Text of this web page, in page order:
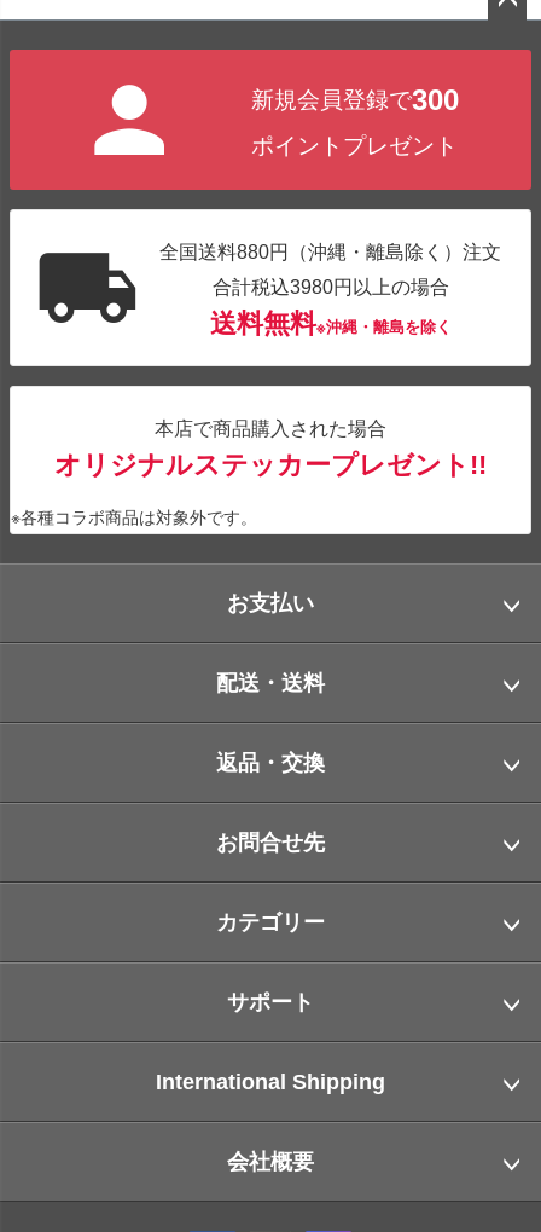
新規会員登録で300
ポイントプレゼント
全国送料880円（沖縄・離島除く）注文
合計税込3980円以上の場合
送料無料※沖縄・離島を除く
本店で商品購入された場合
オリジナルステッカープレゼント!!
※各種コラボ商品は対象外です。
お支払い
配送・送料
返品・交換
お問合せ先
カテゴリー
サポート
International Shipping
会社概要